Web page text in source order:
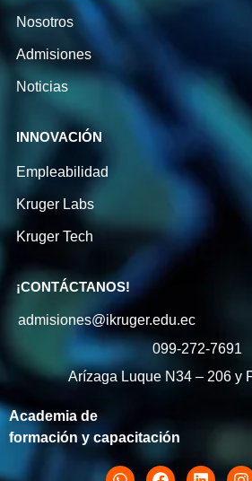
Nosotros
Admisiones
Noticias
INNOVACIÓN
Empleabilidad
Kruger Labs
Kruger Tech
¡CONTÁCTANOS!
admisiones@ikruger.edu.ec
099-272-7691
Arízaga Luque N34 – 206 y
Academia de
formación y capacitación